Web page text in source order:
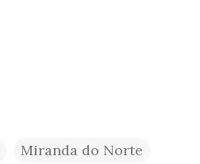
Miranda do Norte